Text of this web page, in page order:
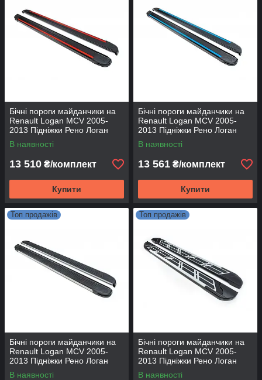
Бічні пороги майданчики на
Renault Logan MCV 2005-
2013 Підніжки Рено Логан
МЦВ Maya Red
В наявності
13 510 ₴/комплект
Купити
Бічні пороги майданчики на
Renault Logan MCV 2005-
2013 Підніжки Рено Логан
МЦВ Maya Blue
В наявності
13 561 ₴/комплект
Купити
Топ продажів
Бічні пороги майданчики на
Renault Logan MCV 2005-
2013 Підніжки Рено Логан
МЦВ Maya V1
В наявності
Топ продажів
Бічні пороги майданчики на
Renault Logan MCV 2005-
2013 Підніжки Рено Логан
МЦВ Sunrise
В наявності